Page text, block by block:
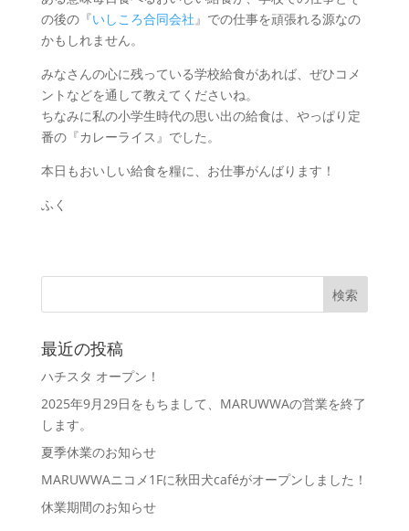
の後の『いしころ合同会社』での仕事を頑張れる源なの
かもしれません。
みなさんの心に残っている学校給食があれば、ぜひコメ
ントなどを通して教えてくださいね。
ちなみに私の小学生時代の思い出の給食は、やっぱり定
番の『カレーライス』でした。
本日もおいしい給食を糧に、お仕事がんばります！
ふく
最近の投稿
ハチスタ オープン！
2025年9月29日をもちまして、MARUWWAの営業を終了
します。
夏季休業のお知らせ
MARUWWAニコメ1Fに秋田犬caféがオープンしました！
休業期間のお知らせ